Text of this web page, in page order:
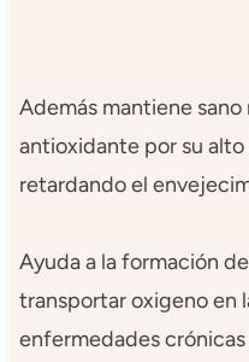
Además mantiene
antioxidante por su
retardando el
Ayuda a la formación
transportar oxigeno en
enfermedades crónicas